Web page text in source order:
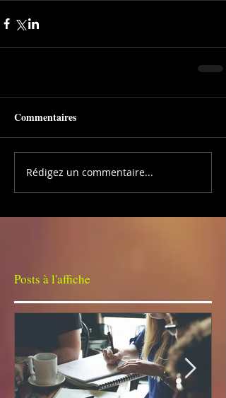
Commentaires
Rédigez un commentaire...
Posts à l'affiche